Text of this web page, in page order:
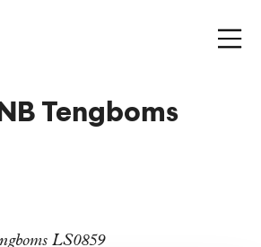
Tengboms